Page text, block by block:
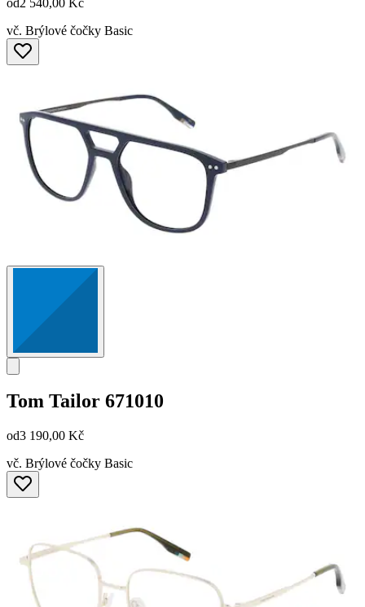
vč. Brýlové čočky Basic
Tom Tailor 671010
od3 190,00 Kč
vč. Brýlové čočky Basic